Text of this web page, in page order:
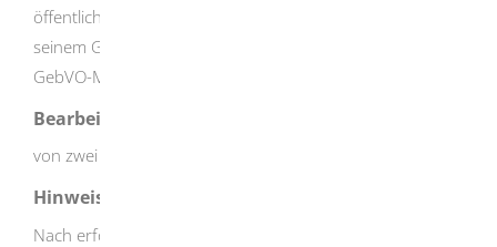
öffentliche Leistungen der staatlichen Behörden in
seinem Geschäftsbereich (Gebührenverordnung MLR -
GebVO-MLR) vom 11.12.2018 an.
Bearbeitungsdauer
von zwei bis vier Wochen
Hinweise
Nach erfolgter Zulassung muss die